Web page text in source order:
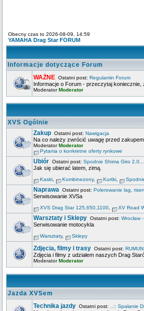
Obecny czas to 2026-08-09, 14:59
YAMAHA Drag Star FORUM
Informacje dotyczące Forum
WAŻNE Ostatni post: Regulamin Forum
Informacje o Forum - przeczytaj koniecznie,
ModeratorModerator
XVS Ogólnie
Zakup Ostatni post: Nawigacja
Na co należy zwrócić uwagę przed
ModeratorModerator
Pytania o konkretne oferty rynkowe
Ubiór Ostatni post: Spodnie Shima Giro 2.0...
Jak się ubierać latem, zimą.
Kaski Kombinezony, Kurtki
Naprawa Ostatni post: Polerowanie lag,
Serwisowanie XVSa
XVS Drag Star 125,650,1100 XV Road
Warsztaty i Sklepy Ostatni post: Wrocław
Serwisowanie motocykla
Warsztaty, Sklepy
Zdjęcia, filmy i trasy Ostatni post:
Zdjęcia i filmy z udziałem naszych Drag
ModeratorModerator
Jazda XVSem
Technika jazdy Ostatni post: ..:: Spalanie